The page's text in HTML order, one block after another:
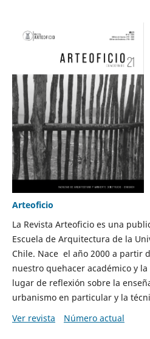
Arteoficio
La Revista Arteoficio es una
Escuela de Arquitectura de la
Chile. Nace el año 2000 a partir
nuestro quehacer académico y
lugar de reflexión sobre la
urbanismo en particular y la
Ver revista
Número actual